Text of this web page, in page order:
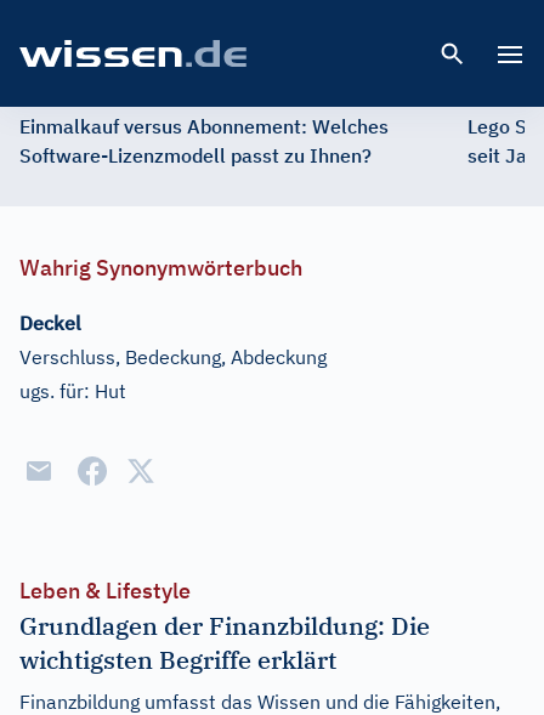
Einmalkauf versus Abonnement: Welches
Software-Lizenzmodell passt zu Ihnen?
Lego
seit
Wahrig Synonymwörterbuch
Deckel
Verschluss, Bedeckung, Abdeckung
ugs. für: Hut
Leben & Lifestyle
Grundlagen der Finanzbildung: Die
wichtigsten Begriffe erklärt
Finanzbildung umfasst das Wissen und die Fähigkeiten,